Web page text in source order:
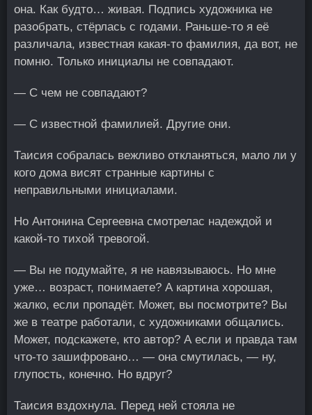
она. Как будто… живая. Подпись художника не
разобрать, стёрлась с годами. Раньше-то я её
различала, известная какая-то фамилия, да вот, не
помню. Только инициалы не совпадают.
— С чем не совпадают?
— С известной фамилией. Другие они.
Таисия собралась вежливо откланяться, мало ли у
кого дома висят странные картины с
неправильными инициалами.
Но Антонина Сергеевна смотрелас надеждой и
какой-то тихой тревогой.
— Вы не подумайте, я не навязываюсь. Но мне
уже… возраст, понимаете? А картина хорошая,
жалко, если пропадёт. Может, вы посмотрите? Вы
же в театре работали, с художниками общались.
Может, подскажете, кто автор? А если и правда там
что-то зашифровано… — она смутилась, — ну,
глупость, конечно. Но вдруг?
Таисия вздохнула. Перед ней стояла не